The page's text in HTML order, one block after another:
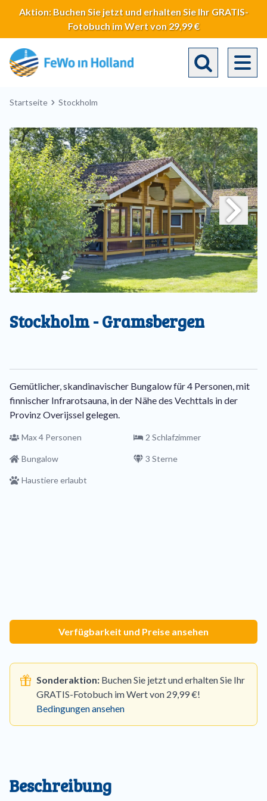
Direkt
Inhalt
Aktion: Buchen Sie jetzt und erhalten Sie Ihr GRATIS-
Fotobuch im Wert von 29,99 €
Toggle search
Breadcrumb
Startseite Stockholm
Stockholm - Gramsbergen
Gemütlicher, skandinavischer Bungalow für 4 Personen, mit
finnischer Infrarotsauna, in der Nähe des Vechttals in der
Provinz Overijssel gelegen.
Max 4 Personen 2 Schlafzimmer
Bungalow 3 Sterne
Haustiere erlaubt
Verfügbarkeit und Preise ansehen
Sonderaktion: Buchen Sie jetzt und erhalten Sie Ihr
GRATIS-Fotobuch im Wert von 29,99 €!
Bedingungen ansehen
Beschreibung